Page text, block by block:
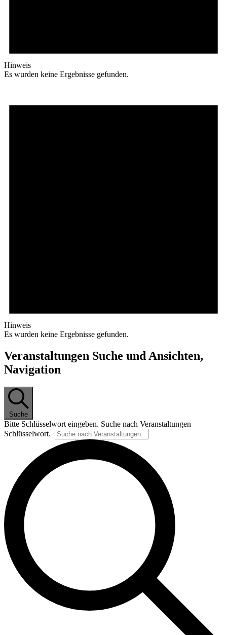
Hinweis
Es wur­den kei­ne Er­geb­nis­se gefunden.
Hinweis
Es wur­den kei­ne Er­geb­nis­se gefunden.
Veranstaltungen Suche und Ansichten,
Navigation
Suche
Bit­te Schlüs­sel­wort ein­ge­ben. Su­che nach Ver­an­stal­tun­gen
Schlüsselwort.